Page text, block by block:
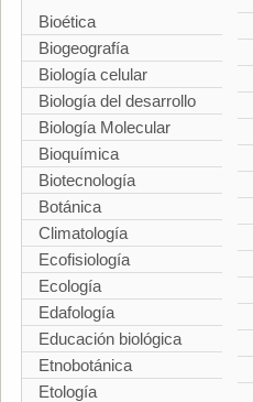
Bioética
Biogeografía
Biología celular
Biología del desarrollo
Biología Molecular
Bioquímica
Biotecnología
Botánica
Climatología
Ecofisiología
Ecología
Edafología
Educación biológica
Etnobotánica
Etología